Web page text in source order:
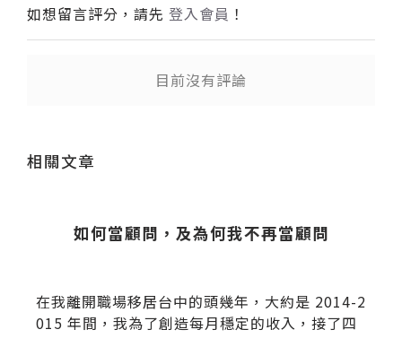
如想留言評分，請先 登入會員 ！
目前沒有評論
相關文章
如何當顧問，及為何我不再當顧問
在我離開職場移居台中的頭幾年，大約是 2014-2
015 年間，我為了創造每月穩定的收入，接了四